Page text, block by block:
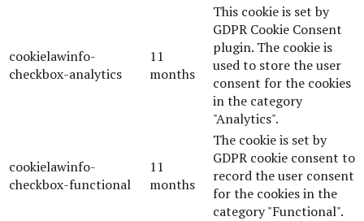
cookielawinfo-
checkbox-analytics
11
months
This cookie is set by
GDPR Cookie Consent
plugin. The cookie is
used to store the user
consent for the cookies
in the category
"Analytics".
cookielawinfo-
checkbox-functional
11
months
The cookie is set by
GDPR cookie consent to
record the user consent
for the cookies in the
category "Functional".